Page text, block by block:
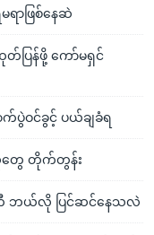
ရာဖြစ်နေဆဲ
ပြန်ဖို့ ကော်မရှင်
ပွဲဝင်ခွင့် ပယ်ချခံရ
သူတွေ တိုက်တွန်း
တီ ဘယ်လို ပြင်ဆင်နေသလဲ